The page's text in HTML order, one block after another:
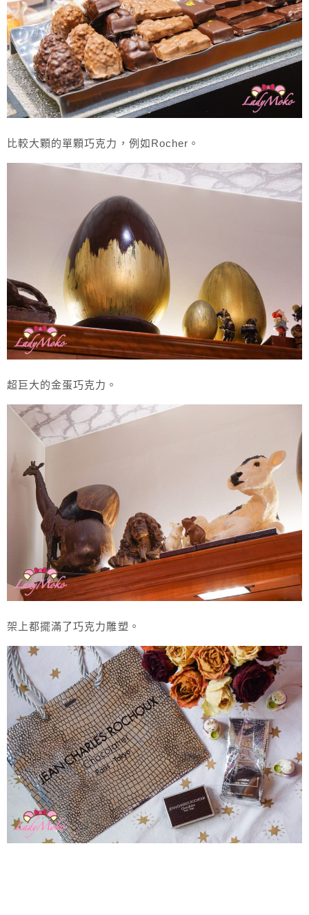
比較大顆的單顆巧克力，例如Rocher。
超巨大的金蛋巧克力。
架上都擺滿了巧克力雕塑。